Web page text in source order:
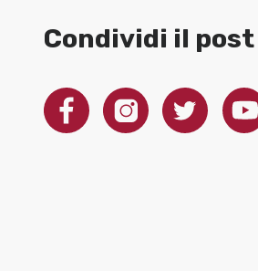
Condividi il post